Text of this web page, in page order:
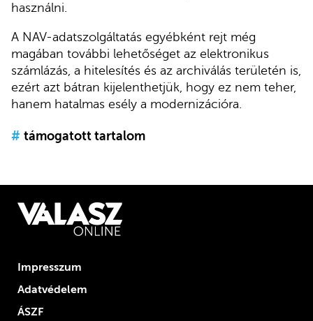
használni.
A NAV-adatszolgáltatás egyébként rejt még
magában további lehetőséget az elektronikus
számlázás, a hitelesítés és az archiválás területén is,
ezért azt bátran kijelenthetjük, hogy ez nem teher,
hanem hatalmas esély a modernizációra.
# támogatott tartalom
Impresszum
Adatvédelem
ÁSZF